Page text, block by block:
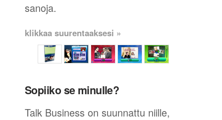
sanoja.
klikkaa suurentaaksesi »
Sopiiko se minulle?
Talk Business on suunnattu niille,